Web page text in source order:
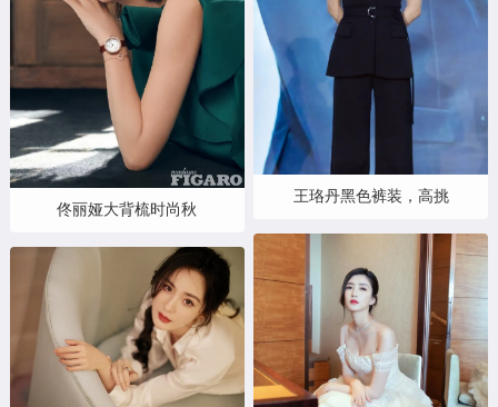
佟丽娅大背梳时尚秋
王珞丹黑色裤装，高挑